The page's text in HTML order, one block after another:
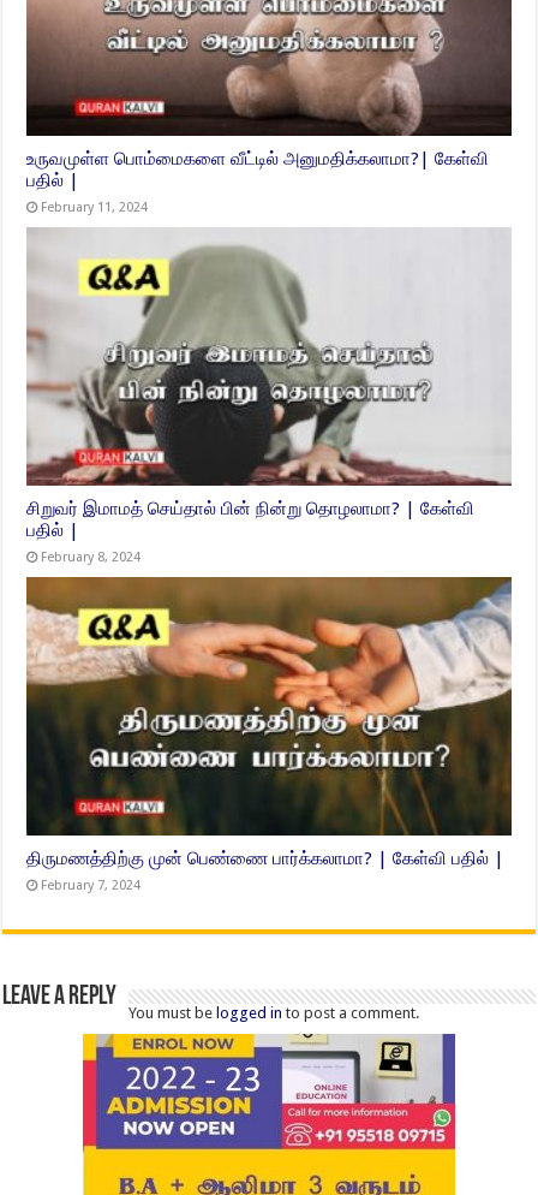
உருவமுள்ள பொம்மைகளை வீட்டில் அனுமதிக்கலாமா?| கேள்வி
பதில் |
February 11, 2024
சிறுவர் இமாமத் செய்தால் பின் நின்று தொழலாமா? | கேள்வி
பதில் |
February 8, 2024
திருமணத்திற்கு முன் பெண்ணை பார்க்கலாமா? | கேள்வி பதில் |
February 7, 2024
Leave a Reply
You must belogged in to post a comment.